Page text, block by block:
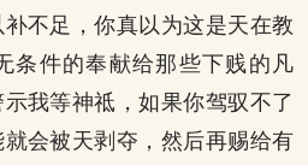
不足，你真以为这是天在教
条件的奉献给那些下贱的凡
我等神祗，如果你驾驭不了
会被天剥夺，然后再赐给有